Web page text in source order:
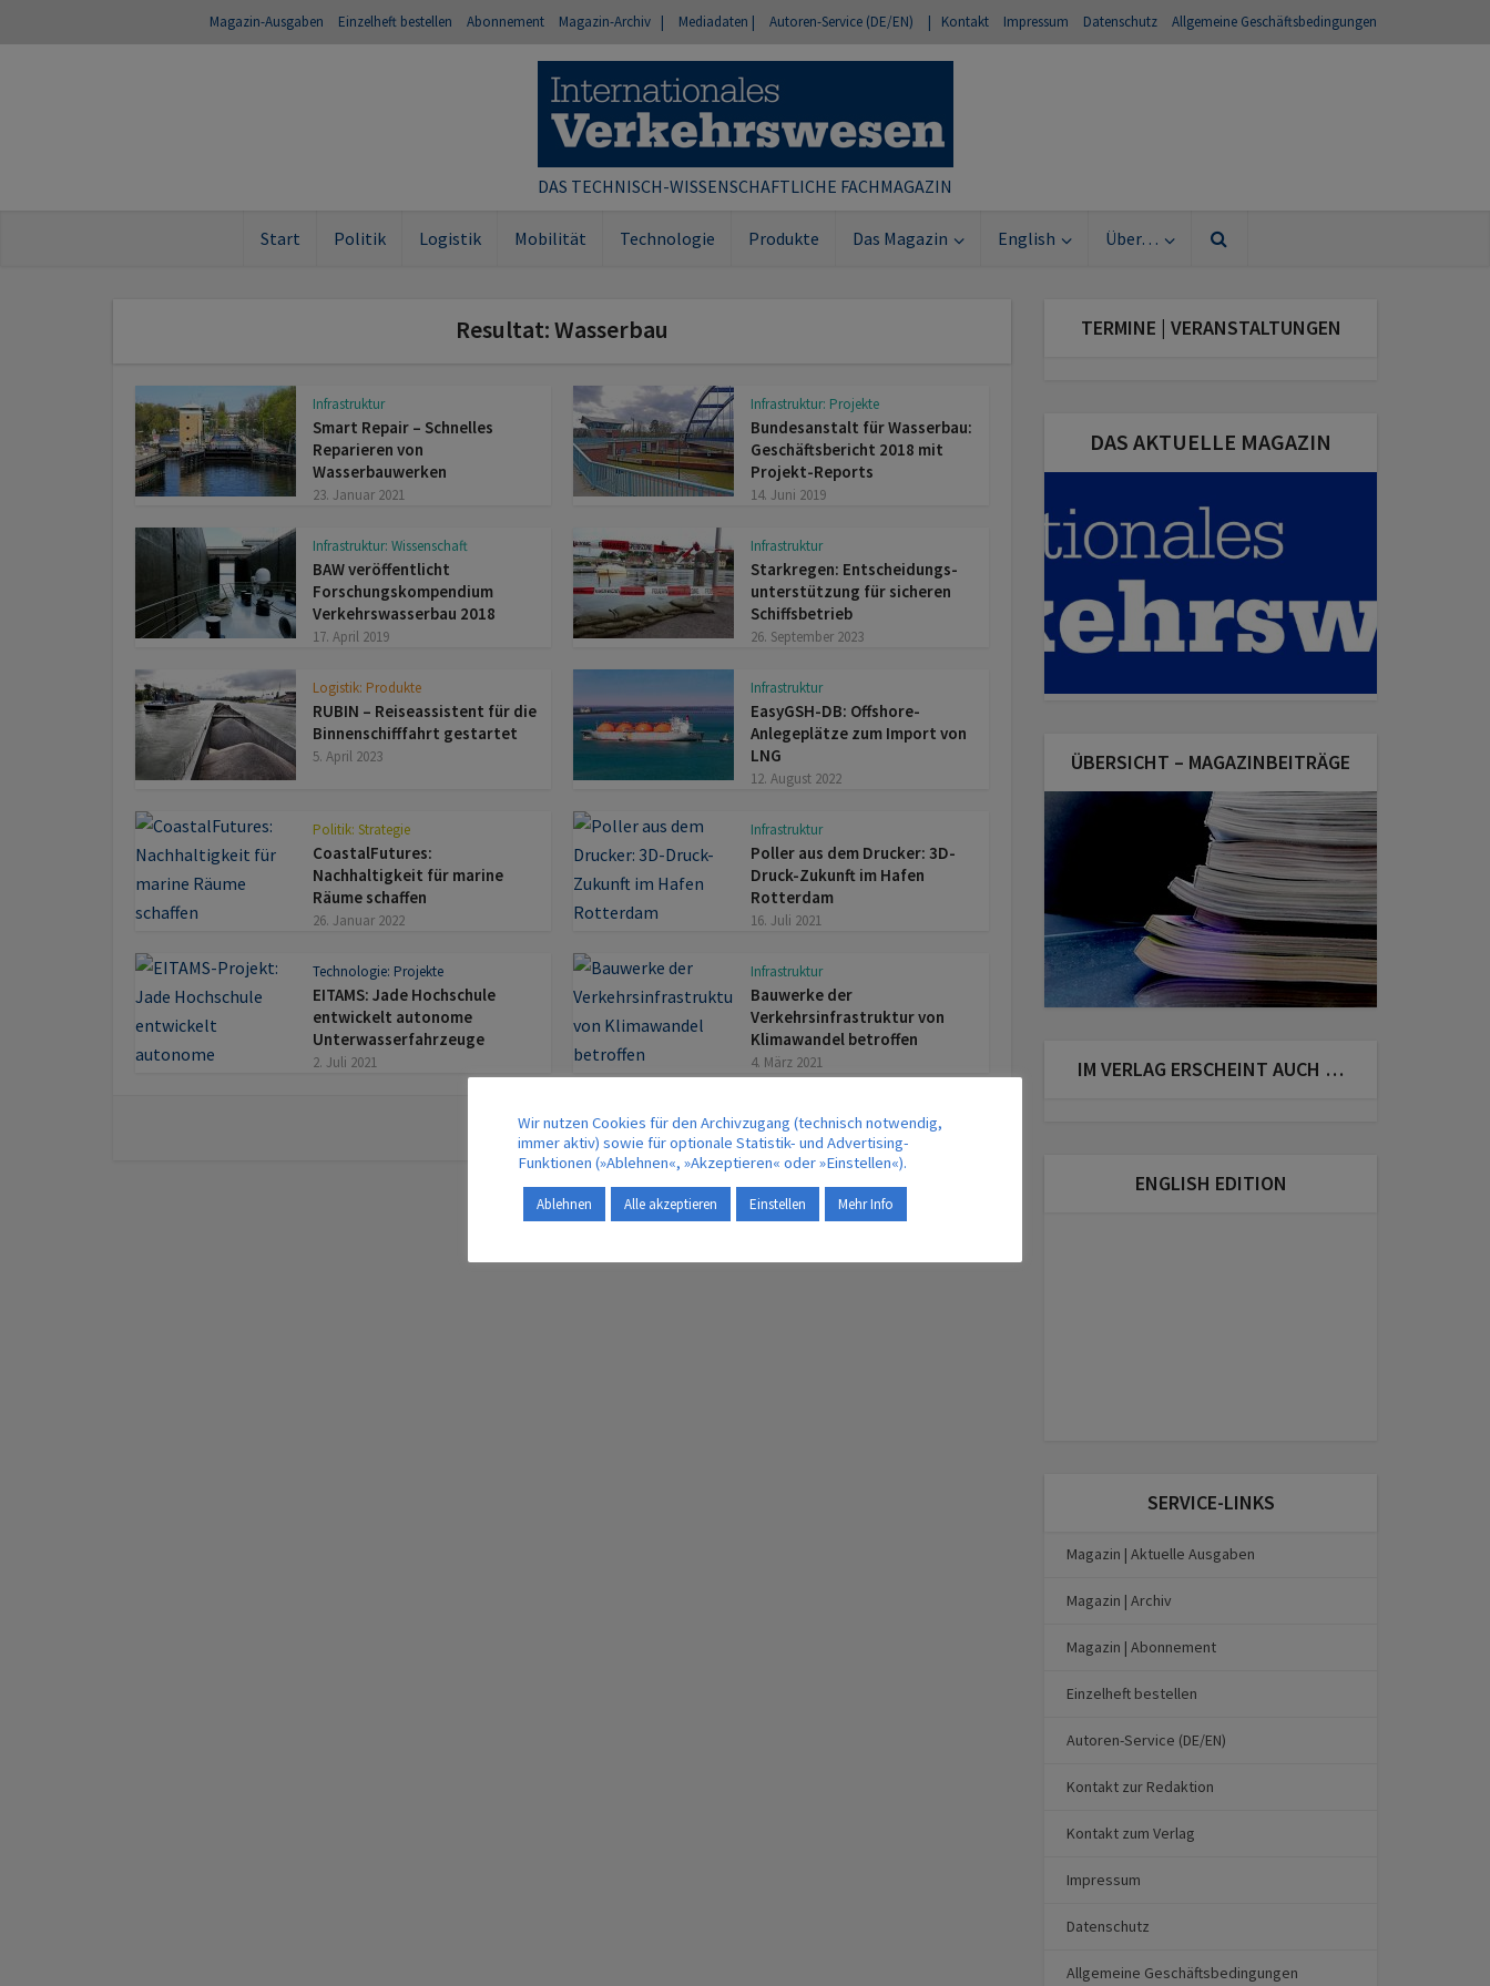
Magazin-Ausgaben Einzelheft bestellen Abonnement Magazin-Archiv | Mediadaten | Autoren-Service (DE/EN) | Kontakt Impressum Datenschutz Allgemeine Geschäftsbedingungen
DAS TECHNISCH-WISSENSCHAFTLICHE FACHMAGAZIN
Start Politik Logistik Mobilität Technologie Produkte Das Magazin English Über…
Resultat: Wasserbau
Infrastruktur
Smart Repair – Schnelles
Reparieren von
Wasserbauwerken
23. Januar 2021
Infrastruktur: Projekte
Bundesanstalt für Wasserbau:
Geschäftsbericht 2018 mit
Projekt-Reports
14. Juni 2019
Infrastruktur: Wissenschaft
BAW veröffentlicht
Forschungskompendium
Verkehrswasserbau 2018
17. April 2019
Infrastruktur
Starkregen: Entscheidungs­
unter­stützung für sicheren
Schiffs­betrieb
26. September 2023
Logistik: Produkte
RUBIN – Reise­assistent für die
Binnen­schiff­fahrt gestartet
5. April 2023
Infrastruktur
EasyGSH-DB: Offshore-
Anlegeplätze zum Import von
LNG
12. August 2022
Politik: Strategie
CoastalFutures:
Nachhaltigkeit für marine
Räume schaffen
26. Januar 2022
Infrastruktur
Poller aus dem Drucker: 3D-
Druck-Zukunft im Hafen
Rotterdam
16. Juli 2021
Technologie: Projekte
EITAMS: Jade Hochschule
entwickelt autonome
Unterwasserfahrzeuge
2. Juli 2021
Infrastruktur
Bauwerke der
Verkehrsinfrastruktur von
Klimawandel betroffen
4. März 2021
MEHR | MORE
TERMINE | VERANSTALTUNGEN
DAS AKTUELLE MAGAZIN
ÜBERSICHT – MAGAZINBEITRÄGE
IM VERLAG ERSCHEINT AUCH …
ENGLISH EDITION
SERVICE-LINKS
Magazin | Aktuelle Ausgaben
Magazin | Archiv
Magazin | Abonnement
Einzelheft bestellen
Autoren-Service (DE/EN)
Kontakt zur Redaktion
Kontakt zum Verlag
Impressum
Datenschutz
Allgemeine Geschäftsbedingungen
Wir nutzen Cookies für den Archivzugang (technisch notwendig,
immer aktiv) sowie für optionale Statistik- und Advertising-
Funktionen (»Ablehnen«, »Akzeptieren« oder »Einstellen«).
Ablehnen Alle akzeptieren Einstellen Mehr Info